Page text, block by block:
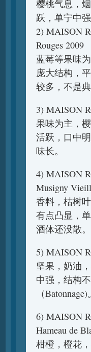
樱桃气息，
跃，单宁中
2) MAISON
Rouges 2009
蓝莓等果味
庞大结构，
较多，不是
3) MAISON
果味为主，
活跃，口中
味长。
4) MAISON
Musigny
香料，枯树
有点凸显，
酒体还没散。
5) MAISON
坚果，奶油
中强，结构
（
6) MAISON
Hameau de
柑橙，橙花